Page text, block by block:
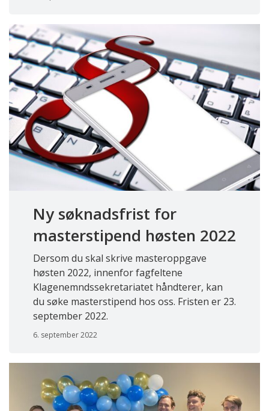
Ny søknadsfrist for
masterstipend høsten 2022
Dersom du skal skrive masteroppgave
høsten 2022, innenfor fagfeltene
Klagenemndssekretariatet håndterer, kan
du søke masterstipend hos oss. Fristen er 23.
september 2022.
6. september 2022